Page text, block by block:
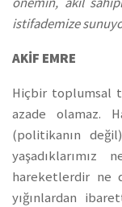
istifademize
AKİF EMRE
Hiçbir toplumsal
azade olamaz.
(politikanın
yaşadıklarımız
hareketlerdir ne
yığınlardan